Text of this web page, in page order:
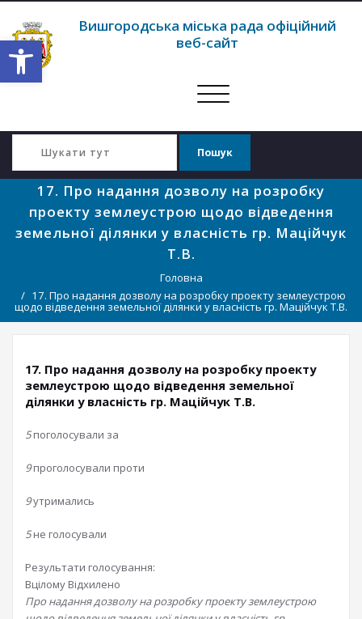
Відкрити Панель інструментів
Вишгородська міська рада офіційний
веб-сайт
Перемкнути
17. Про надання дозволу на розробку
проекту землеустрою щодо відведення
земельної ділянки у власність гр. Маційчук
Т.В.
Головна
17. Про надання дозволу на розробку проекту землеустрою
щодо відведення земельної ділянки у власність гр. Маційчук Т.В.
17. Про надання дозволу на розробку проекту
землеустрою щодо відведення земельної
ділянки у власність гр. Маційчук Т.В.
5поголосували за
9проголосували проти
9утримались
5не голосували
Результати голосування:
Вцілому Відхилено
Про надання дозволу на розробку проекту землеустрою